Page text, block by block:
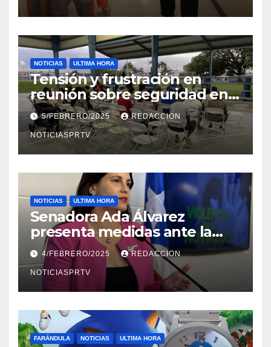
NOTICIAS ULTIMA HORA
Tensión y frustración en
reunión sobre seguridad en
Reparto Metropolitano
5/FEBRERO/2025 REDACCION
NOTICIASPRTV
NOTICIAS ULTIMA HORA
Senadora Ada Álvarez
presenta medidas ante la
violencia en el noviazgo
4/FEBRERO/2025 REDACCION
NOTICIASPRTV
FARÁNDULA NOTICIAS ULTIMA HORA